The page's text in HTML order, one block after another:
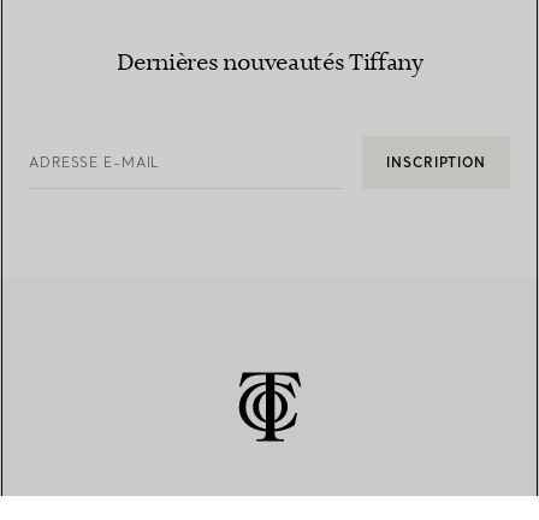
Dernières nouveautés Tiffany
ADRESSE E-MAIL INSCRIPTION